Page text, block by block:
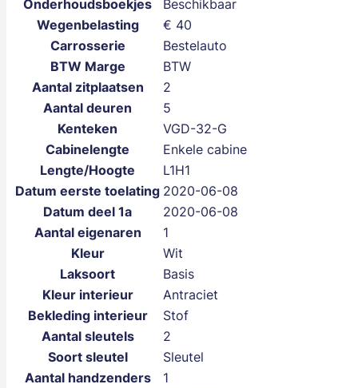
Onderhoudsboekjes
Beschikbaar
Wegenbelasting
€ 40
Carrosserie
Bestelauto
BTW Marge
BTW
Aantal zitplaatsen
2
Aantal deuren
5
Kenteken
VGD-32-G
Cabinelengte
Enkele cabine
Lengte/Hoogte
L1H1
Datum eerste toelating 2020-06-08
Datum deel 1a
2020-06-08
Aantal eigenaren
1
Kleur
Wit
Laksoort
Basis
Kleur interieur
Antraciet
Bekleding interieur
Stof
Aantal sleutels
2
Soort sleutel
Sleutel
Aantal handzenders
1